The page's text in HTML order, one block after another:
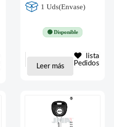
1 Uds(Envase)
🟢 Disponible
Leer más
lista
Pedidos